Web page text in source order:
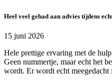
Heel veel gehad aan advies tijdens
15 juni 2026
Hele prettige ervaring met de
Geen nummertje, maar echt het
wordt. Er wordt echt